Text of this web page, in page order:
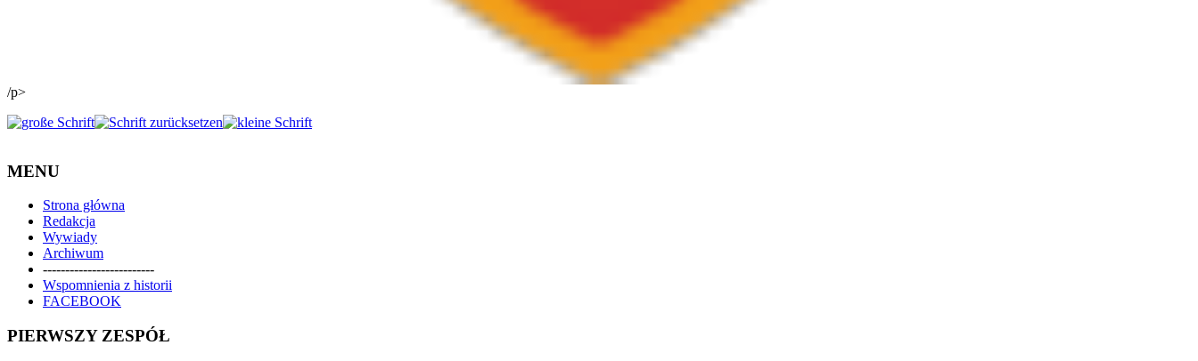
/p>
MENU
Strona główna
Redakcja
Wywiady
Archiwum
-------------------------
Wspomnienia z historii
FACEBOOK
PIERWSZY ZESPÓŁ